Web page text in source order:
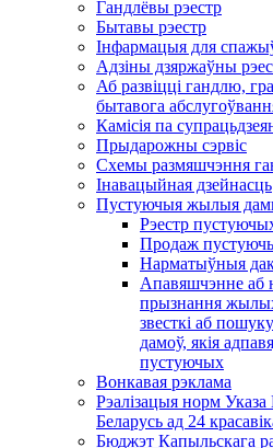
Гандлёвы рэестр
Бытавы рэестр
Інфармацыя для
Адзіны дзяржаўны
Аб развіцці гандлю,
бытавога
Камісія па
Прыдарожны сэрвіс
Схемы размяшчэння
Інавацыйная дзейнасць
Пустуючыя жылыя
Рэестр
Продаж
Нарматыўныя
Апавяшчэнне аб
прызнання
звесткі аб
дамоў, якія
пустуючых
Вонкавая рэклама
Рэалізацыя норм Указа
Беларусь ад 24
Бюджэт Капыльскага